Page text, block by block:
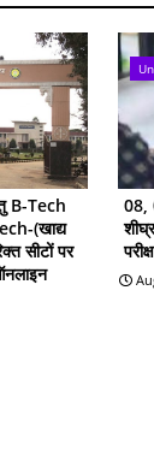
B-Tech
(खाद्य
सीटों पर
08,